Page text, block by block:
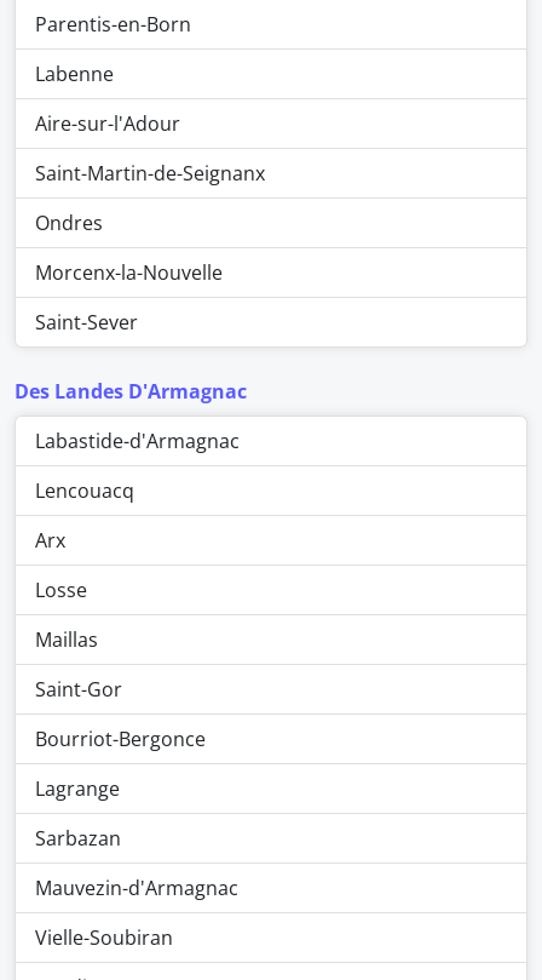
Parentis-en-Born
Labenne
Aire-sur-l'Adour
Saint-Martin-de-Seignanx
Ondres
Morcenx-la-Nouvelle
Saint-Sever
Des Landes D'Armagnac
Labastide-d'Armagnac
Lencouacq
Arx
Losse
Maillas
Saint-Gor
Bourriot-Bergonce
Lagrange
Sarbazan
Mauvezin-d'Armagnac
Vielle-Soubiran